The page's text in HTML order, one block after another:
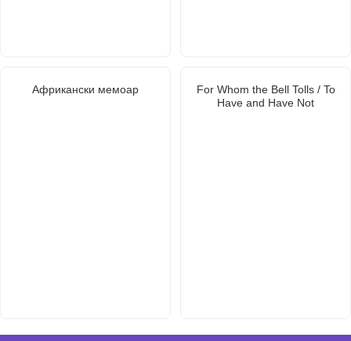
Африкански мемоар
For Whom the Bell Tolls / To
Have and Have Not